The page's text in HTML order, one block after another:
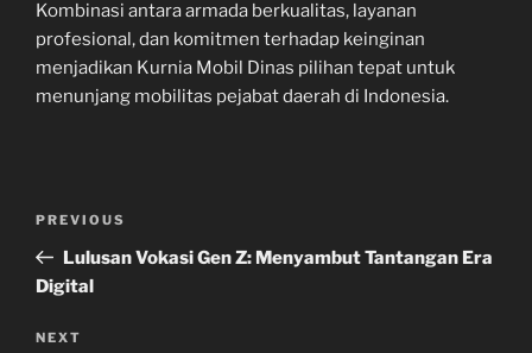
Kombinasi antara armada berkualitas, layanan
profesional, dan komitmen terhadap keinginan
menjadikan Kurnia Mobil Dinas pilihan tepat untuk
menunjang mobilitas pejabat daerah di Indonesia.
Previous
Post
PREVIOUS
Lulusan Vokasi Gen Z: Menyambut Tantangan Era
Digital
Next
NEXT